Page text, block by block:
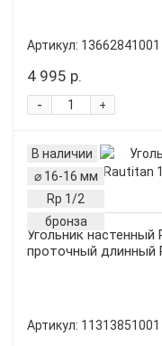
Артикул: 13662841001
4 995 р.
+
-
В наличии
⌀ 16-16 мм
Rp 1/2
бронза
Угольник настенный
проточный длинный
Артикул: 11313851001